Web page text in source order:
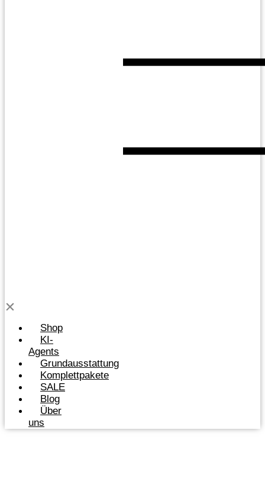
Shop
KI-
Agents
Grundausstattung
Komplettpakete
SALE
Blog
Über
uns